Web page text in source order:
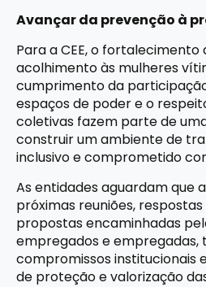
Avançar da prevenção à
Para a CEE, o
acolhimento às mulheres
cumprimento da
espaços de poder e o
coletivas fazem parte de
construir um ambiente de
inclusivo e comprometido
As entidades aguardam que
próximas reuniões,
propostas encaminhadas
empregados e
compromissos institucionais
de proteção e valorização